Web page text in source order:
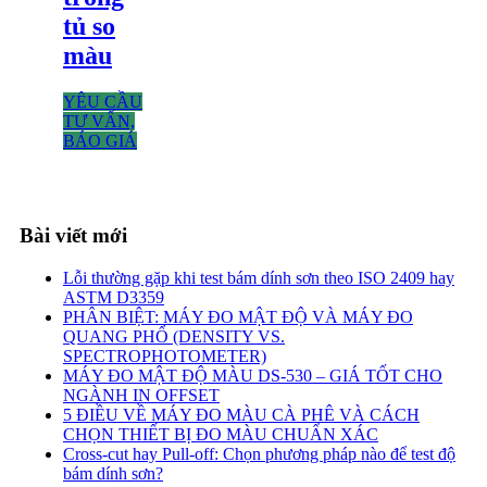
tủ so
màu
YÊU CẦU
TƯ VẤN,
BÁO GIÁ
Bài viết mới
Lỗi thường gặp khi test bám dính sơn theo ISO 2409 hay
ASTM D3359
PHÂN BIỆT: MÁY ĐO MẬT ĐỘ VÀ MÁY ĐO
QUANG PHỔ (DENSITY VS.
SPECTROPHOTOMETER)
MÁY ĐO MẬT ĐỘ MÀU DS-530 – GIÁ TỐT CHO
NGÀNH IN OFFSET
5 ĐIỀU VỀ MÁY ĐO MÀU CÀ PHÊ VÀ CÁCH
CHỌN THIẾT BỊ ĐO MÀU CHUẨN XÁC
Cross-cut hay Pull-off: Chọn phương pháp nào để test độ
bám dính sơn?